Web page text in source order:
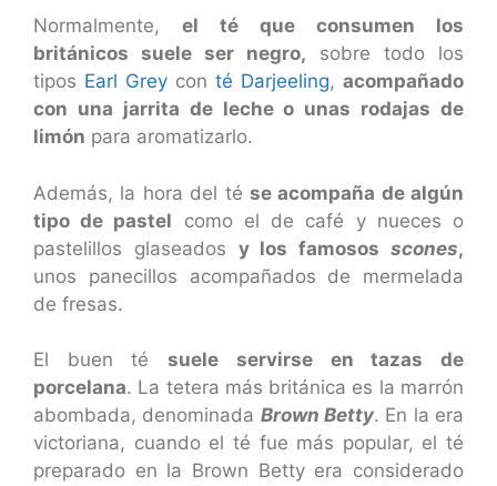
Normalmente, el té que consumen los
británicos suele ser negro, sobre todo los
tipos Earl Grey con té Darjeeling, acompañado
con una jarrita de leche o unas rodajas de
limón para aromatizarlo.
Además, la hora del té se acompaña de algún
tipo de pastel como el de café y nueces o
pastelillos glaseados y los famososscones,
unos panecillos acompañados de mermelada
de fresas.
El buen tésuele servirse en tazas de
porcelana. La tetera más británica es la marrón
abombada, denominada Brown Betty. En la era
victoriana, cuando el té fue más popular, el té
preparado en la Brown Betty era considerado